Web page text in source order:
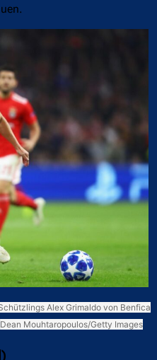
Alex Grimaldo von Benfica
Dean Mouhtaropoulos/Getty Images